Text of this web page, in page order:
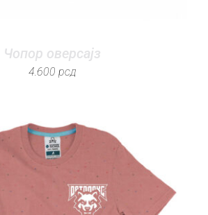
Чопор оверсајз
4.600 рсд